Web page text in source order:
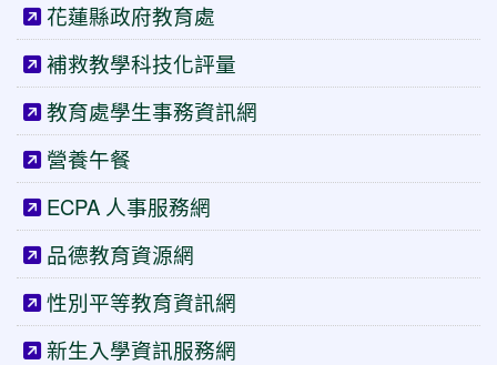
花蓮縣政府教育處
補救教學科技化評量
教育處學生事務資訊網
營養午餐
ECPA 人事服務網
品德教育資源網
性別平等教育資訊網
新生入學資訊服務網